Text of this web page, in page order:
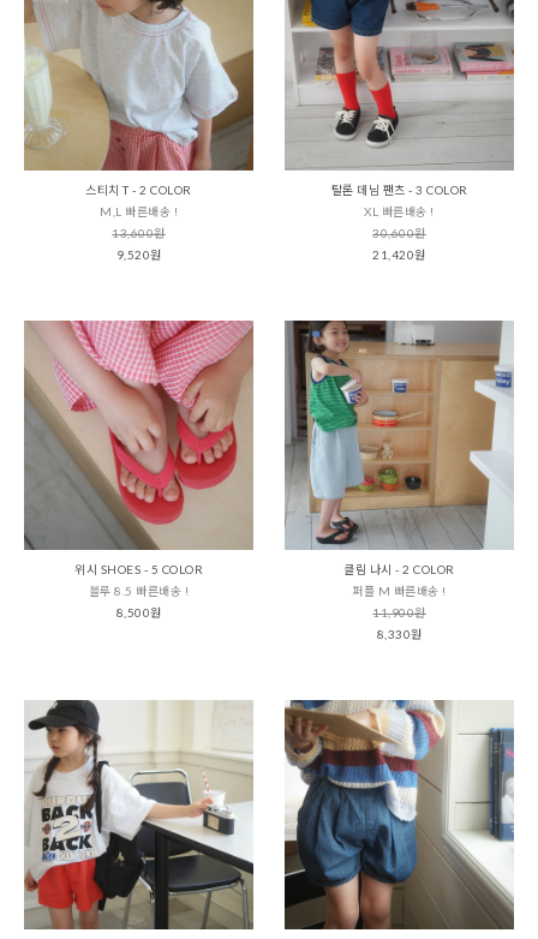
스티치 T - 2 COLOR
M,L 빠른배송 !
13,600원
9,520원
탈론 데님 팬츠 - 3 COLOR
XL 빠른배송 !
30,600원
21,420원
위시 SHOES - 5 COLOR
블루 8.5 빠른배송 !
8,500원
클림 나시 - 2 COLOR
퍼플 M 빠른배송 !
11,900원
8,330원